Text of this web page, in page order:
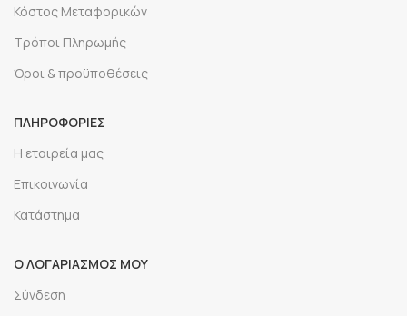
Κόστος Μεταφορικών
Τρόποι Πληρωμής
Όροι & προϋποθέσεις
ΠΛΗΡΟΦΟΡΙΕΣ
Η εταιρεία μας
Επικοινωνία
Κατάστημα
Ο ΛΟΓΑΡΙΑΣΜΟΣ ΜΟΥ
Σύνδεση